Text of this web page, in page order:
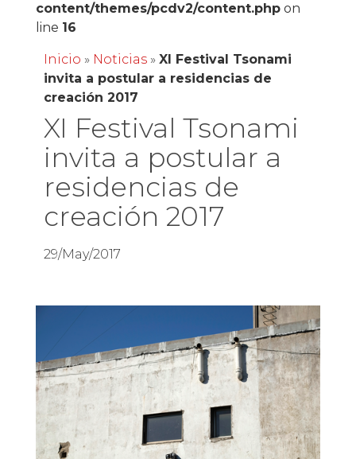
content/themes/pcdv2/content.phpon
line 16
Inicio » Noticias» XI Festival Tsonami
invita a postular a residencias de
creación 2017
XI Festival Tsonami
invita a postular a
residencias de
creación 2017
29/May/2017